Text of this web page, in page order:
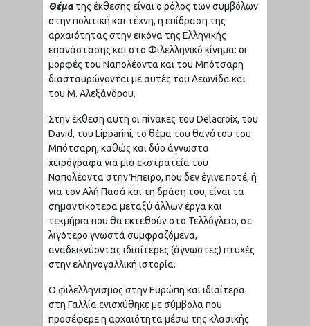
Θέμα της έκθεσης είναι ο ρόλος των συμβόλων
στην πολιτική και τέχνη, η επίδραση της
αρχαιότητας στην εικόνα της Ελληνικής
επανάστασης και στο Φιλελληνικό κίνημα: οι
μορφές του Ναπολέοντα και του Μπότσαρη
διασταυρώνονται με αυτές του Λεωνίδα και
του Μ. Αλεξάνδρου.
Στην έκθεση αυτή οι πίνακες του Delacroix, του
David, του Lipparini, το θέμα του θανάτου του
Μπότσαρη, καθώς και δύο άγνωστα
χειρόγραφα για μια εκστρατεία του
Ναπολέοντα στην Ήπειρο, που δεν έγινε ποτέ, ή
για τον Αλή Πασά και τη δράση του, είναι τα
σημαντικότερα μεταξύ άλλων έργα και
τεκμήρια που θα εκτεθούν στο Τελλόγλειο, σε
λιγότερο γνωστά συμφραζόμενα,
αναδεικνύοντας ιδιαίτερες (άγνωστες) πτυχές
στην ελληνογαλλική ιστορία.
Ο φιλελληνισμός στην Ευρώπη και ιδιαίτερα
στη Γαλλία ενισχύθηκε με σύμβολα που
προσέφερε η αρχαιότητα μέσω της κλασικής